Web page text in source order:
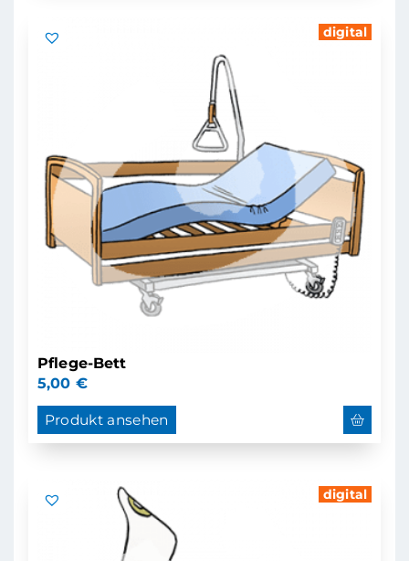
digital
Pflege-Bett
5,00 €
Produkt ansehen
digital